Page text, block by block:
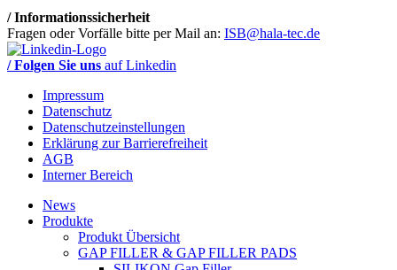
/ Informationssicherheit
Fragen oder Vorfälle bitte per Mail an: ISB@hala-tec.de
/ Folgen Sie uns auf Linkedin
Impressum
Datenschutz
Datenschutzeinstellungen
Erklärung zur Barrierefreiheit
AGB
Interner Bereich
News
Produkte
Produkt Übersicht
GAP FILLER & GAP FILLER PADS